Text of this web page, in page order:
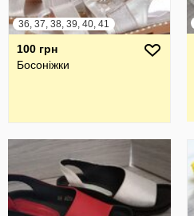
36, 37, 38, 39, 40, 41
100 грн
Босоніжки